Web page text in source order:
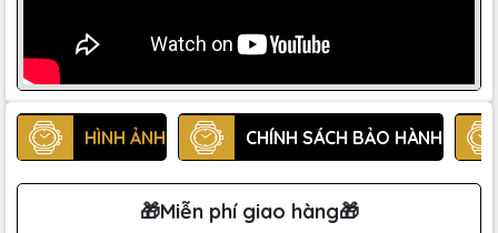
HÌNH ẢNH CHÍNH SÁCH BẢO HÀNH
🎁Miễn phí giao hàng🎁